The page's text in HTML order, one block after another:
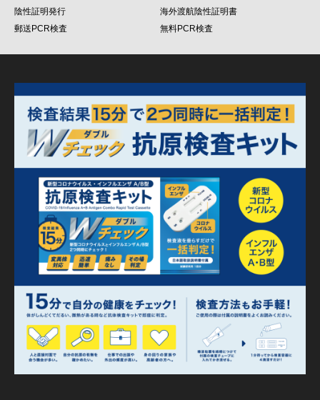
陰性証明発行
海外渡航陰性証明書
郵送PCR検査
無料PCR検査